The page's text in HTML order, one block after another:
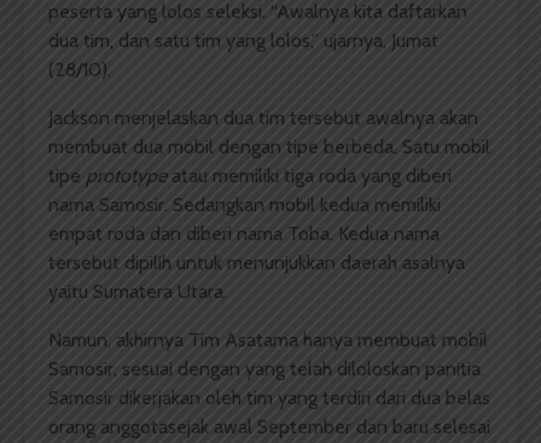
peserta yang lolos seleksi. “Awalnya kita daftarkan
dua tim, dan satu tim yang lolos,” ujarnya, Jumat
(28/10).
Jackson menjelaskan dua tim tersebut awalnya akan
membuat dua mobil dengan tipe berbeda. Satu mobil
tipe prototypeatau memiliki tiga roda yang diberi
nama Samosir. Sedangkan mobil kedua memiliki
empat roda dan diberi nama Toba. Kedua nama
tersebut dipilih untuk menunjukkan daerah asalnya
yaitu Sumatera Utara.
Namun, akhirnya Tim Asatama hanya membuat mobil
Samosir, sesuai dengan yang telah diloloskan panitia.
Samosir dikerjakan oleh tim yang terdiri dari dua belas
orang anggotasejak awal September dan baru selesai